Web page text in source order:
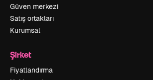
Güven merkezi
Satış ortakları
Kurumsal
Şirket
Fiyatlandırma